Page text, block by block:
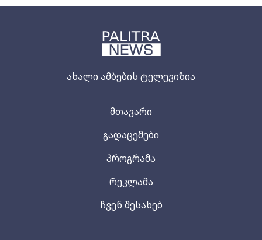
ახალი ამბების ტელევიზია
მთავარი
გადაცემები
პროგრამა
რეკლამა
ჩვენ შესახებ